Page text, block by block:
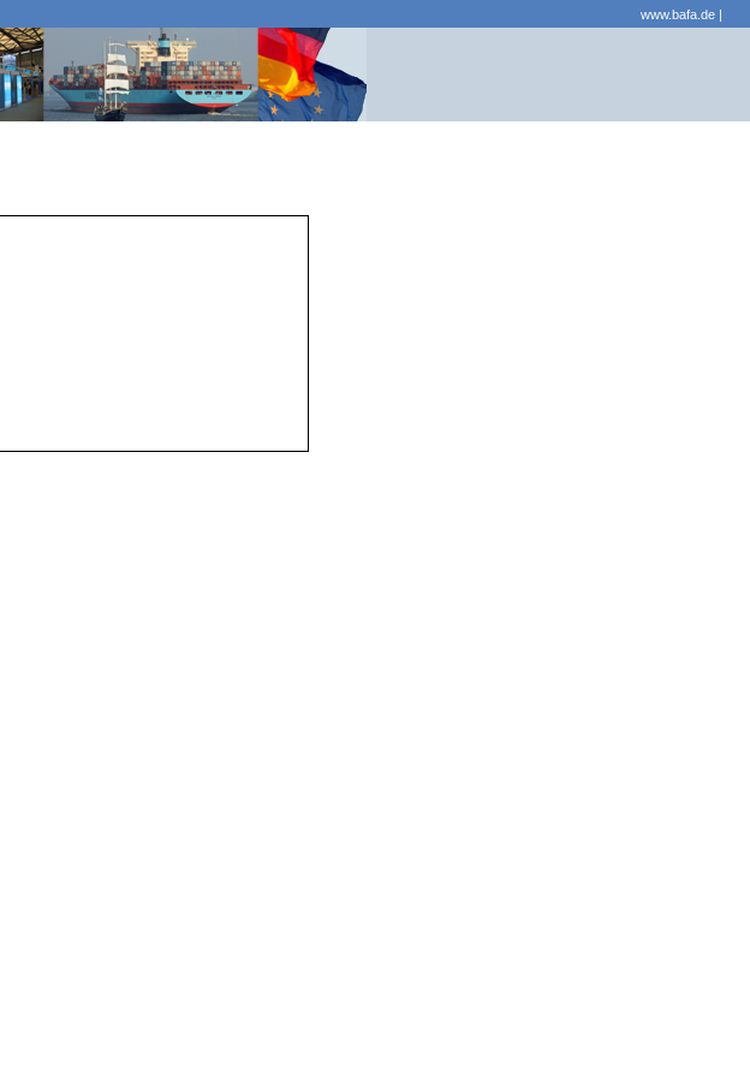
www.bafa.de |